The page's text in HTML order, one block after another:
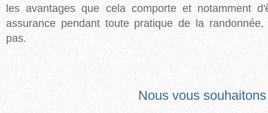
les avantages que cela comporte et notamment
assurance pendant toute pratique de la
pas.
Nous vous